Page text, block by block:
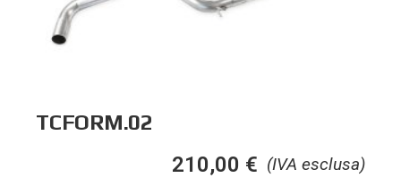
TCFORM.02
(IVA esclusa)
210,00 €